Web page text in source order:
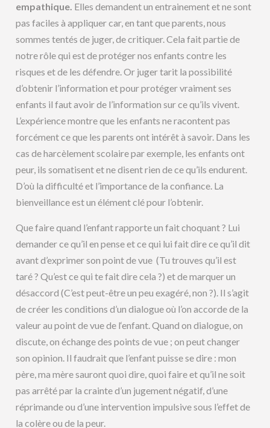
empathique. Elles demandent un entrainement et ne sont
pas faciles à appliquer car, en tant que parents, nous
sommes tentés de juger, de critiquer. Cela fait partie de
notre rôle qui est de protéger nos enfants contre les
risques et de les défendre. Or juger tarit la possibilité
d’obtenir l’information et pour protéger vraiment ses
enfants il faut avoir de l’information sur ce qu’ils vivent.
L’expérience montre que les enfants ne racontent pas
forcément ce que les parents ont intérêt à savoir. Dans les
cas de harcèlement scolaire par exemple, les enfants ont
peur, ils somatisent et ne disent rien de ce qu’ils endurent.
D’où la difficulté et l’importance de la confiance. La
bienveillance est un élément clé pour l’obtenir.
Que faire quand l’enfant rapporte un fait choquant ? Lui
demander ce qu’il en pense et ce qui lui fait dire ce qu’il dit
avant d’exprimer son point de vue (Tu trouves qu’il est
taré ? Qu’est ce qui te fait dire cela ?) et de marquer un
désaccord (C’est peut-être un peu exagéré, non ?). Il s’agit
de créer les conditions d’un dialogue où l’on accorde de la
valeur au point de vue de l‘enfant. Quand on dialogue, on
discute, on échange des points de vue ; on peut changer
son opinion. Il faudrait que l’enfant puisse se dire : mon
père, ma mère sauront quoi dire, quoi faire et qu’il ne soit
pas arrêté par la crainte d’un jugement négatif, d’une
réprimande ou d’une intervention impulsive sous l’effet de
la colère ou de la peur.